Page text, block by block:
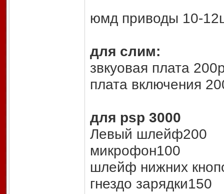
юмд приводы 10-
для слим:
звкуовая плата
плата включения
для psp 3000
Левый шлейф200
микрофон100
шлейф нижних
гнездо зарядки150